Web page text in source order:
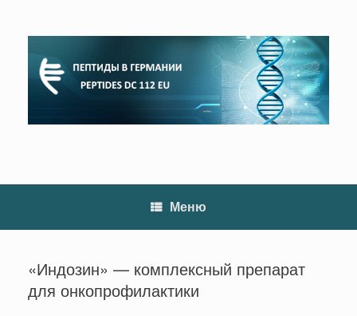
содержанию
Меню
«Индозин» — комплексный препарат
для онкопрофилактики